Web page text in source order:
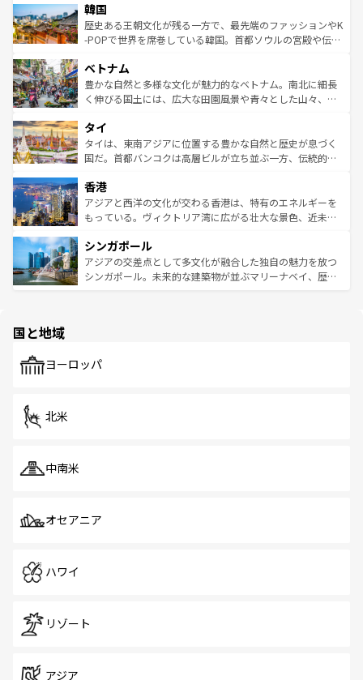
ワイを、存分に味わってほしい。 なお、新着のハワイ情報
はコンテンツ一覧を参照してほしい。
いる。アクティビティも充実しており、サーフィンやダイ
ビング、ハイキングなど、アウトドア好きにはたまらな
い。オーストラリアの多彩な魅力を存分に味わいつくそ
参照してほしい。
ン）、静ひつな山岳地帯である台湾東部など、都市の喧騒
と山間の静けさが共存しており、訪れる人に新しい発見と
驚きをもたらしてくれる。また、奥深い台湾の食文化も魅
容にもいいと評判のスイーツなど、バラエティ豊かな料理
が味わえる。 なお、新着の台湾情報は コンテンツ一覧を参
照してほしい。
韓国
歴史ある王朝文化が残る一方で、最先端のファッションやK
-POPで世界を席巻している韓国。首都ソウルの宮殿や伝統
き、地方に足を延ばせば四季折々の自然美を楽しむことが
できる。そして、キムチや焼肉、絶品のストリートフード
まで、さまざまな韓国料理が待っている。夜には、韓国な
リティに包まれながら、韓国の多彩な魅力を心ゆくまで味
わってみてほしい。 なお、新着の韓国情報はコンテンツ一
覧を参照してほしい。
ベトナム
豊かな自然と多様な文化が魅力的なベトナム。南北に細長
く伸びる国土には、広大な田園風景や青々とした山々、世
急速な発展と共に伝統が息づく。ハノイの古い町並みやホ
ーチミン市のフランス統治時代の建物も、独特の雰囲気を
醸し出している。また、バラエティの豊かさとおいしさで
とつ。フォーやバインミー、ベトナムコーヒーなどは、ぜ
ひ現地で味わいたい。どの地域を訪れてもあたたかい人々
が旅行者を迎えてくれるので、きっと忘れられない旅にな
参照してほしい。
タイ
タイは、東南アジアに位置する豊かな自然と歴史が息づく
国だ。首都バンコクは高層ビルが立ち並ぶ一方、伝統的な
の活気が交差している。北部ではチェンマイなどの山岳地
帯で自然と触れ合い、南部ではプーケットやクラビの美し
いビーチでリゾート気分を楽しむことができる。タイ料理
激する。気候は一年中温暖で、どの季節にも異なる楽しみ
が待っている。親しみやすいタイの人々、仏教を中心とし
た文化、そして多様な観光資源が、訪れる旅人を魅了し続
香港
アジアと西洋の文化が交わる香港は、特有のエネルギーを
もっている。ヴィクトリア湾に広がる壮大な景色、近未来
み、どこを訪れても感動するはず。観光スポットが密集し
ており、効率よく見どころを回れるのも魅力。息をのむよ
うな絶景から文化的な体験まで、香港を存分に楽しみ尽く
シンガポール
アジアの交差点として多文化が融合した独自の魅力を放つ
シンガポール。未来的な建築物が並ぶマリーナベイ、歴史
で、ホーカーズは地元の風情を楽しめる外せないスポット
国と地域
ヨーロッパ
北米
中南米
オセアニア
ハワイ
リゾート
アジア